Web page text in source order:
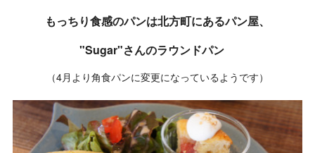
もっちり食感のパンは北方町にあるパン屋、
"Sugar"さんのラウンドパン
（4月より角食パンに変更になっているようです）